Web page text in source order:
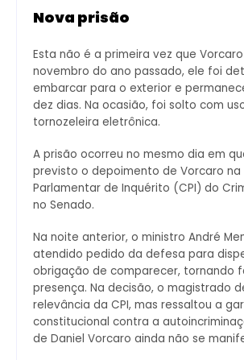
Nova prisão
Esta não é a primeira vez que
novembro do ano passado, ele foi
embarcar para o exterior e
dez dias. Na ocasião, foi solto com
tornozeleira eletrônica.
A prisão ocorreu no mesmo dia em
previsto o depoimento de Vorcaro na
Parlamentar de Inquérito (CPI) do
no Senado.
Na noite anterior, o ministro André
atendido pedido da defesa para
obrigação de comparecer, tornando
presença. Na decisão, o magistrado
relevância da CPI, mas ressaltou a
constitucional contra a
de Daniel Vorcaro ainda não se